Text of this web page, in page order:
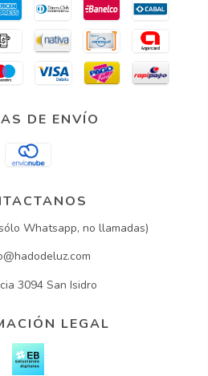
DE ENVÍO
Whatsapp, no llamadas)
3094 San Isidro
LEGAL